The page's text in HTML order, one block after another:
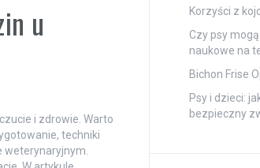
u
i zdrowie. Warto
techniki
Korzyści z
Czy psy
naukowe na
Bichon Frise
Psy i dzieci:
bezpieczny